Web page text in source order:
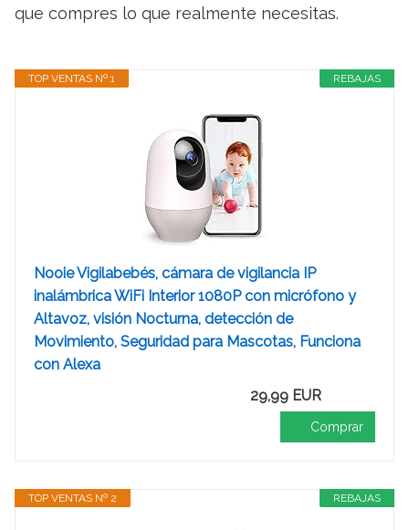
que compres lo que realmente necesitas.
REBAJAS
TOP VENTAS Nº 1
Nooie Vigilabebés, cámara de vigilancia IP
inalámbrica WiFi Interior 1080P con micrófono y
Altavoz, visión Nocturna, detección de
Movimiento, Seguridad para Mascotas, Funciona
con Alexa
29,99 EUR
Comprar
REBAJAS
TOP VENTAS Nº 2